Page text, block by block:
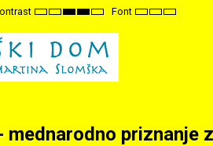
Default
NightHigh
Black
White
mode
High
Black
Yellow
mode
High
Yellow
Black
mode
Font
SetSetSet
mednarodno priznanje